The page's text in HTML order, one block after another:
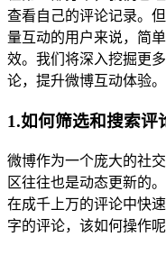
查看自己的评论记录。
量互动的用户来说，简
效。我们将深入挖掘更
论，提升微博互动体验。
1.如何筛选和搜索评
微博作为一个庞大的社
区往往也是动态更新的
在成千上万的评论中快
字的评论，该如何操作呢